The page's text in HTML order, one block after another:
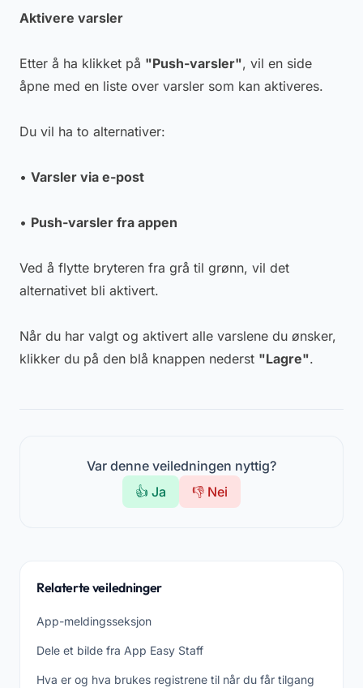
Aktivere varsler
Etter å ha klikket på "Push-varsler", vil en side
åpne med en liste over varsler som kan aktiveres.
Du vil ha to alternativer:
• Varsler via e-post
• Push-varsler fra appen
Ved å flytte bryteren fra grå til grønn, vil det
alternativet bli aktivert.
Når du har valgt og aktivert alle varslene du ønsker,
klikker du på den blå knappen nederst "Lagre".
Var denne veiledningen nyttig?
👍 Ja
👎 Nei
Relaterte veiledninger
App-meldingsseksjon
Dele et bilde fra App Easy Staff
Hva er og hva brukes registrene til når du får tilgang